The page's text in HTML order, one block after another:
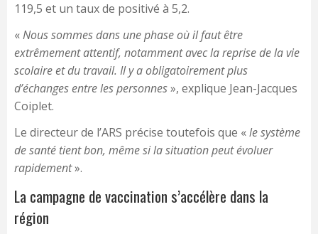
119,5 et un taux de positivé à 5,2.
«Nous sommes dans une phase où il faut être
extrêmement attentif, notamment avec la reprise de la vie
scolaire et du travail. Il y a obligatoirement plus
d’échanges entre les personnes», explique Jean-Jacques
Coiplet.
Le directeur de l’ARS précise toutefois que «le système
de santé tient bon, même si la situation peut évoluer
rapidement».
La campagne de vaccination s’accélère dans la
région